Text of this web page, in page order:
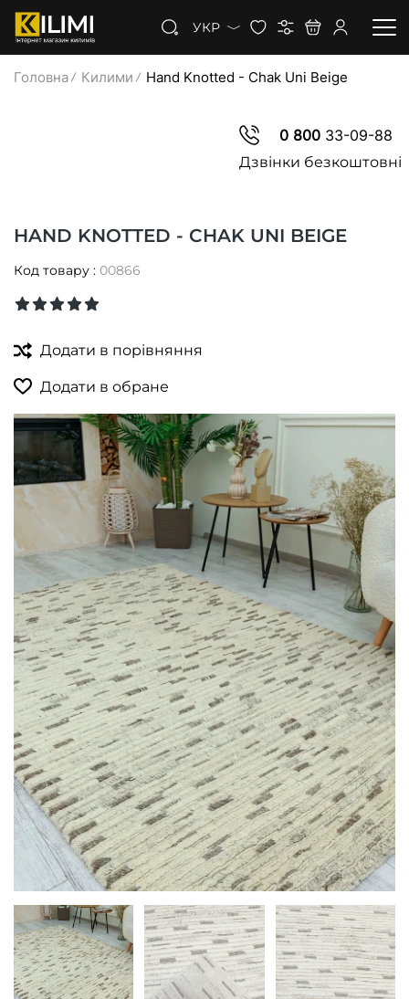
УКР
Головна Килими Hand Knotted - Chak Uni Beige
0 80033-09-88
Дзвінки безкоштовні
HAND KNOTTED - CHAK UNI BEIGE
Код товару : 00866
Додати в порівняння
Додати в обране